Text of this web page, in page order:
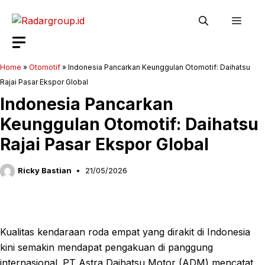
Home » Otomotif » Indonesia Pancarkan Keunggulan Otomotif: Daihatsu
Rajai Pasar Ekspor Global
Indonesia Pancarkan
Keunggulan Otomotif: Daihatsu
Rajai Pasar Ekspor Global
Ricky Bastian 21/05/2026
Kualitas kendaraan roda empat yang dirakit di Indonesia
kini semakin mendapat pengakuan di panggung
internasional. PT Astra Daihatsu Motor (ADM) mencatat